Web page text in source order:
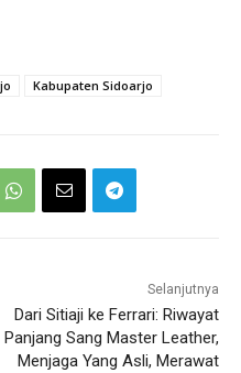
Kabupaten Sidoarjo
Selanjutnya
Dari Sitiaji ke Ferrari: Riwayat
Panjang Sang Master Leather,
Menjaga Yang Asli, Merawat